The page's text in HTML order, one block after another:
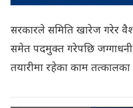
सरकारले समिति खारेज गरेर
समेत पदमुक्त गरेपछि जग्गाधनी
तयारीमा रहेका काम तत्कालका